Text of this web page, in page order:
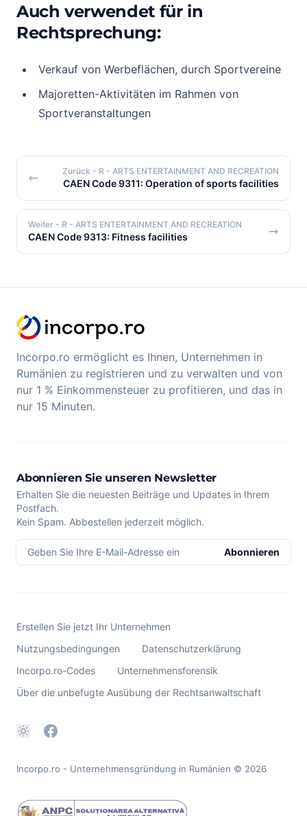
Auch verwendet für in
Rechtsprechung:
Verkauf von Werbeflächen, durch Sportvereine
Majoretten-Aktivitäten im Rahmen von
Sportveranstaltungen
Zurück - R - ARTS ENTERTAINMENT AND RECREATION
CAEN Code 9311: Operation of sports facilities
Weiter - R - ARTS ENTERTAINMENT AND RECREATION
CAEN Code 9313: Fitness facilities
Incorpo.ro ermöglicht es Ihnen, Unternehmen in
Rumänien zu registrieren und zu verwalten und von
nur 1 % Einkommensteuer zu profitieren, und das in
nur 15 Minuten.
Abonnieren Sie unseren Newsletter
Erhalten Sie die neuesten Beiträge und Updates in Ihrem
Postfach.
Kein Spam. Abbestellen jederzeit möglich.
Geben Sie Ihre E-Mail-Adresse ein Abonnieren
Erstellen Sie jetzt Ihr Unternehmen
Nutzungsbedingungen
Datenschutzerklärung
Incorpo.ro-Codes
Unternehmensforensik
Über die unbefugte Ausübung der Rechtsanwaltschaft
Incorpo.ro - Unternehmensgründung in Rumänien © 2026